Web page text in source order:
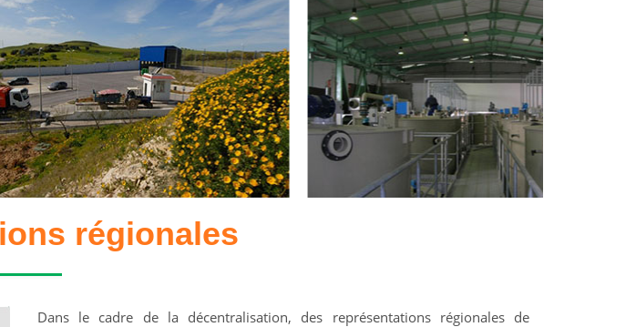
régionales
Dans le cadre de la décentralisation, des représentations régionales de